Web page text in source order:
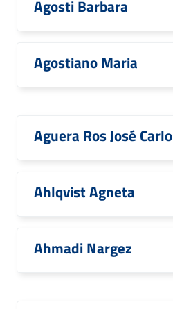
Agosti Barbara
Agostiano Maria
Aguera Ros José Carlo
Ahlqvist Agneta
Ahmadi Nargez